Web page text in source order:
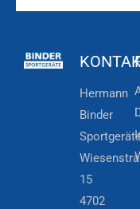
Hermann
Binder
15
4702